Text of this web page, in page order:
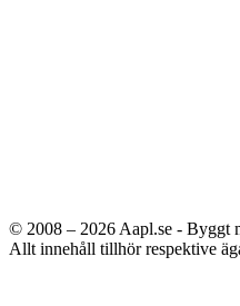
© 2008 – 2026 Aapl.se - Byggt
Allt innehåll tillhör respektive